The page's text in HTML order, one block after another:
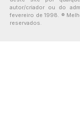
autor/criador ou do
fevereiro de 1998. ®
reservados.